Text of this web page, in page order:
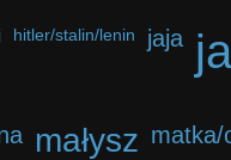
hitler/stalin/lenin jaja
małysz matka/